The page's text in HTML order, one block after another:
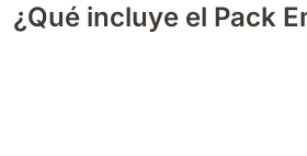
¿Qué incluye el Pack